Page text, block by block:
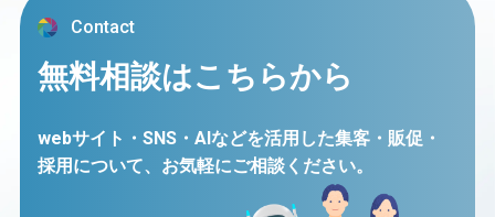
Contact
無料相談はこちらから
webサイト・SNS・AIなどを活用した集客・販促・
採用について、 お気軽にご相談ください。